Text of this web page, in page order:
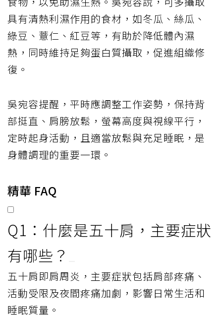
具有清熱利濕作用的食材，如冬瓜、絲瓜、
綠豆、薏仁、紅豆等，有助於降低體內濕
熱，同時維持足夠蛋白質攝取，促進組織修
復。
吳宛容提醒，平時應調整工作姿勢，保持背
部挺直、肩膀放鬆，螢幕高度與視線平行，
定時起身活動，且適當放鬆與充足睡眠，是
身體調理的重要一環。
精華 FAQ
Q1：什麼是五十肩，主要症狀
有哪些？
五十肩即肩周炎，主要症狀包括肩部疼痛、
活動受限及夜間疼痛加劇，影響日常生活和
睡眠質量。